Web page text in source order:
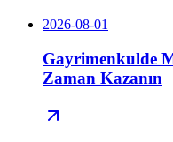
2026-08-01
Gayrimenkulde
Zaman Kazanın